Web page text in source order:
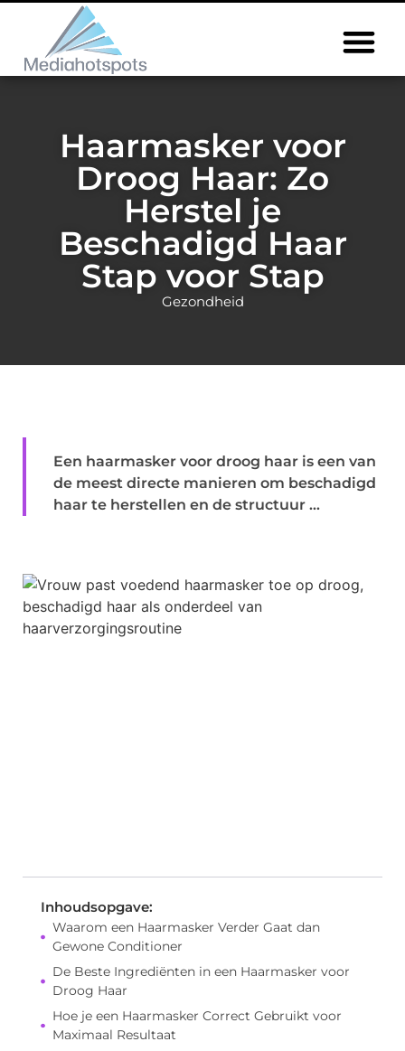
Haarmasker voor
Droog Haar: Zo
Herstel je
Beschadigd Haar
Stap voor Stap
Gezondheid
Een haarmasker voor droog haar is een van
de meest directe manieren om beschadigd
haar te herstellen en de structuur ...
Inhoudsopgave:
Waarom een Haarmasker Verder Gaat dan
Gewone Conditioner
De Beste Ingrediënten in een Haarmasker voor
Droog Haar
Hoe je een Haarmasker Correct Gebruikt voor
Maximaal Resultaat